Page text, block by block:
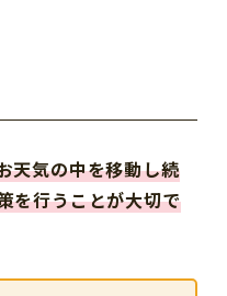
天気の中を移動し続
を行うことが大切で